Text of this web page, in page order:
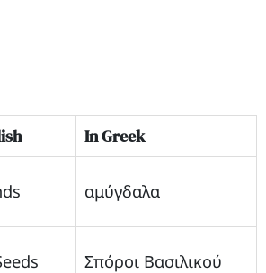
In Greek
αμύγδαλα
Σπόροι Βασιλικού